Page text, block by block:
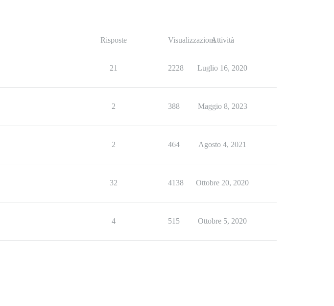
Risposte VisualizzazioniAttività
21 2228 Luglio 16, 2020
2 388 Maggio 8, 2023
2 464 Agosto 4, 2021
32 4138 Ottobre 20, 2020
4 515 Ottobre 5, 2020